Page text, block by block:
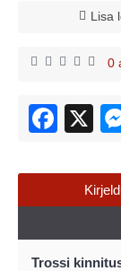
Lisa
0
Trossi